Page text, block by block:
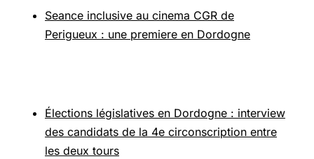
Seance inclusive au cinema CGR de
Perigueux : une premiere en Dordogne
Élections législatives en Dordogne : interview
des candidats de la 4e circonscription entre
les deux tours